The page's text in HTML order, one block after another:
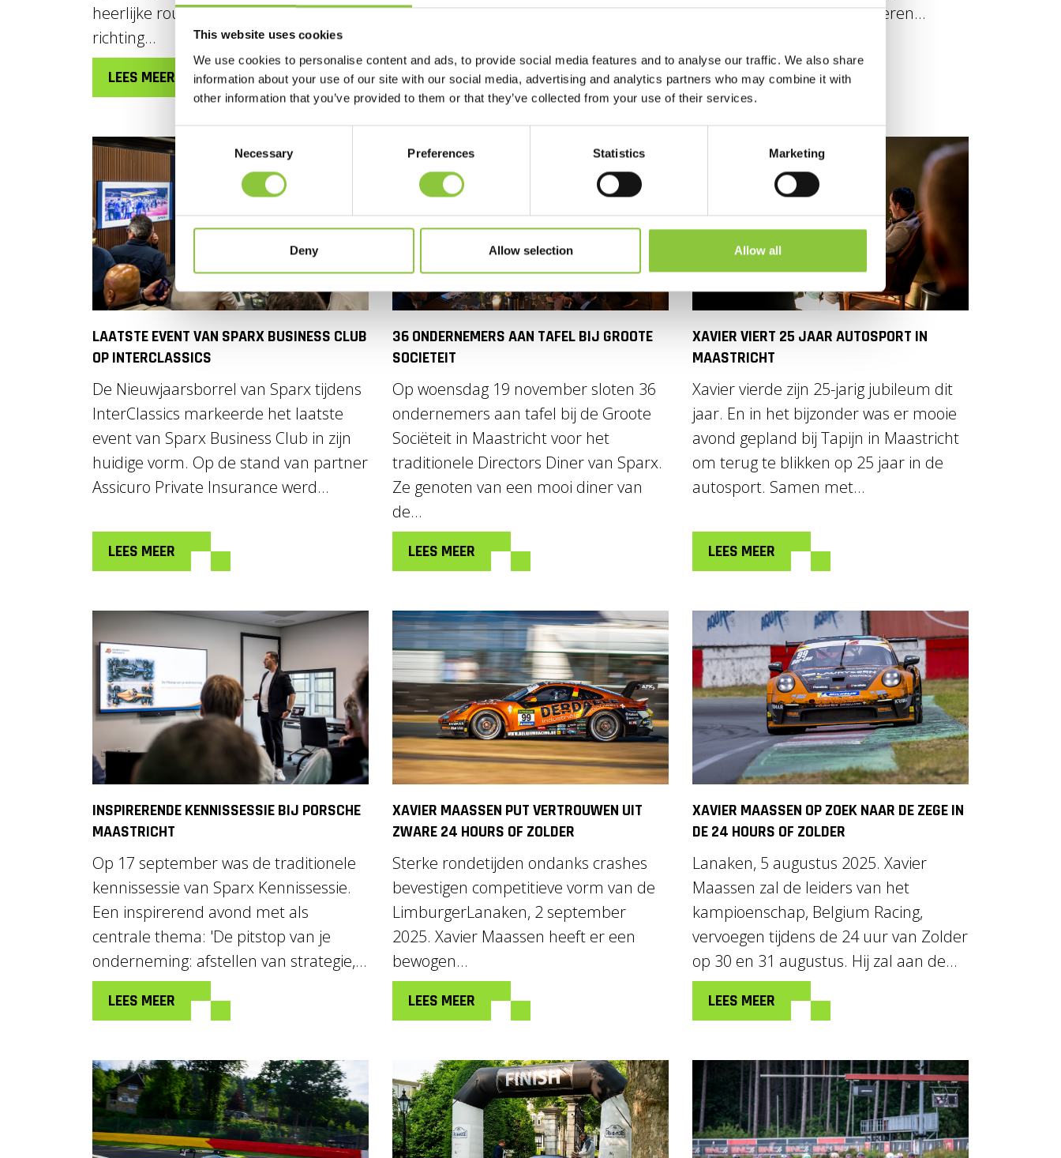
This website uses cookies
We use cookies to personalise content and ads, to provide social media features and to analyse our traffic. We also share
information about your use of our site with our social media, advertising and analytics partners who may combine it with
other information that you’ve provided to them or that they’ve collected from your use of their services.
Consent
Selection
Necessary Preferences Statistics Marketing
Deny Allow selection Allow all
heerlijke route door de Ardennen
richting...
LEES MEER
de Eifel met als eindstation het...
LEES MEER
stonden klaar voor de kinderen...
LEES MEER
LAATSTE EVENT VAN SPARX BUSINESS CLUB
OP INTERCLASSICS
De Nieuwjaarsborrel van Sparx tijdens
InterClassics markeerde het laatste
event van Sparx Business Club in zijn
huidige vorm. Op de stand van partner
Assicuro Private Insurance werd...
LEES MEER
36 ONDERNEMERS AAN TAFEL BIJ GROOTE
SOCIETEIT
Op woensdag 19 november sloten 36
ondernemers aan tafel bij de Groote
Sociëteit in Maastricht voor het
traditionele Directors Diner van Sparx.
Ze genoten van een mooi diner van
de...
LEES MEER
XAVIER VIERT 25 JAAR AUTOSPORT IN
MAASTRICHT
Xavier vierde zijn 25-jarig jubileum dit
jaar. En in het bijzonder was er mooie
avond gepland bij Tapijn in Maastricht
om terug te blikken op 25 jaar in de
autosport. Samen met...
LEES MEER
INSPIRERENDE KENNISSESSIE BIJ PORSCHE
MAASTRICHT
Op 17 september was de traditionele
kennissessie van Sparx Kennissessie.
Een inspirerend avond met als
centrale thema: 'De pitstop van je
onderneming: afstellen van strategie,...
LEES MEER
XAVIER MAASSEN PUT VERTROUWEN UIT
ZWARE 24 HOURS OF ZOLDER
Sterke rondetijden ondanks crashes
bevestigen competitieve vorm van de
LimburgerLanaken, 2 september
2025. Xavier Maassen heeft er een
bewogen...
LEES MEER
XAVIER MAASSEN OP ZOEK NAAR DE ZEGE IN
DE 24 HOURS OF ZOLDER
Lanaken, 5 augustus 2025. Xavier
Maassen zal de leiders van het
kampioenschap, Belgium Racing,
vervoegen tijdens de 24 uur van Zolder
op 30 en 31 augustus. Hij zal aan de...
LEES MEER